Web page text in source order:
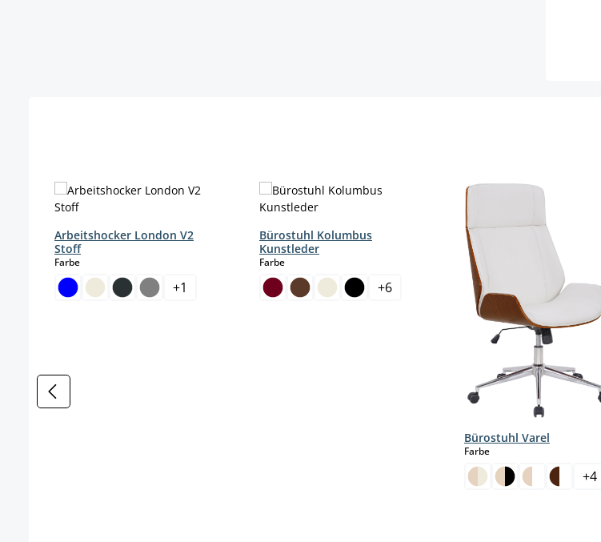
Arbeitshocker London V2
Stoff
Farbeauswählen
+1
Bürostuhl Kolumbus
Kunstleder
Farbeauswählen
+6
Bürostuhl Varel
Farbeauswählen
+4